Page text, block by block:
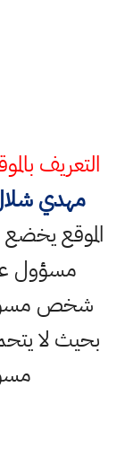
التعريف
مهدي
الموقع يخضع
مسؤول
شخص
بحيث لا